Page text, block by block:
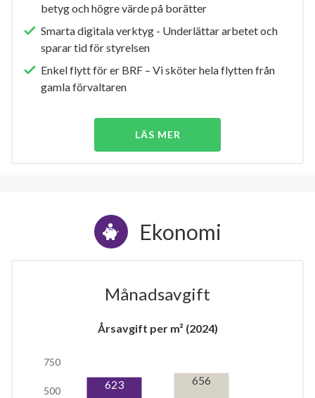
betyg och högre värde på borätter
Smarta digitala verktyg - Underlättar arbetet och
sparar tid för styrelsen
Enkel flytt för er BRF – Vi sköter hela flytten från
gamla förvaltaren
LÄS MER
Ekonomi
Månadsavgift
Årsavgift per m² (2024)
500
750
623 656